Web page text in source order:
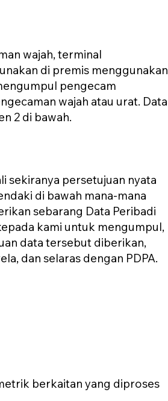
wajah, terminal
di premis menggunakan
pengecam
wajah atau urat. Data
2 di bawah.
sekiranya persetujuan nyata
di bawah mana-mana
sebarang Data Peribadi
kami untuk mengumpul,
data tersebut diberikan,
dan selaras dengan PDPA.
berkaitan yang diproses